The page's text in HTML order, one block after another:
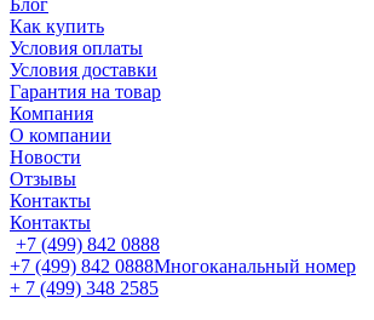
Блог
Как купить
Условия оплаты
Условия доставки
Гарантия на товар
Компания
О компании
Новости
Отзывы
Контакты
Контакты
+7 (499) 842 0888
+7 (499) 842 0888Многоканальный номер
+ 7 (499) 348 2585